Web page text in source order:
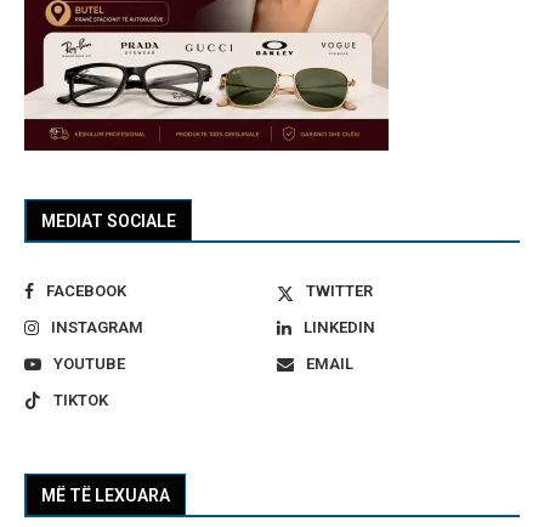
MEDIAT SOCIALE
FACEBOOK
TWITTER
INSTAGRAM
LINKEDIN
YOUTUBE
EMAIL
TIKTOK
MË TË LEXUARA